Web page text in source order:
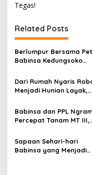
t
n
a
v
i
g
a
t
i
o
n
Tegas!
Related Posts
Berlumpur Bersama
Babinsa Kedungsoko
untuk Ketahanan
Dari Rumah Nyaris
Menjadi Hunian Layak,
Wujudkan Harapan Ibu
Babinsa dan PPL
Percepat Tanam MT III,
Tanam di Sragen
Sapaan Sehari-hari
Babinsa yang Menjadi